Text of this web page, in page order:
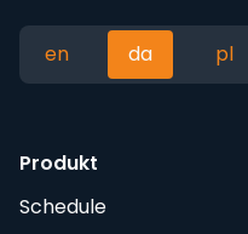
en da pl
Produkt
Schedule